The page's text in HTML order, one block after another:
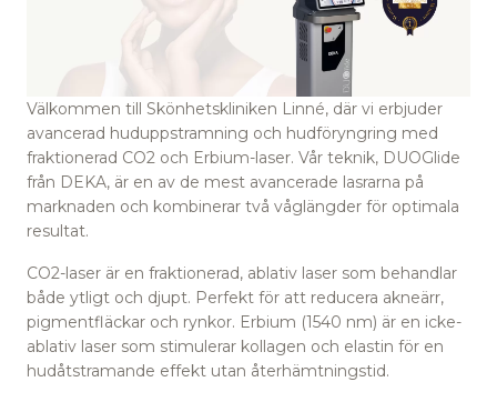
Välkommen till Skönhetskliniken Linné, där vi erbjuder
avancerad huduppstramning och hudföryngring med
fraktionerad CO2 och Erbium-laser. Vår teknik, DUOGlide
från DEKA, är en av de mest avancerade lasrarna på
marknaden och kombinerar två våglängder för optimala
resultat.
CO2-laser är en fraktionerad, ablativ laser som behandlar
både ytligt och djupt. Perfekt för att reducera akneärr,
pigmentfläckar och rynkor. Erbium (1540 nm) är en icke-
ablativ laser som stimulerar kollagen och elastin för en
hudåtstramande effekt utan återhämtningstid.